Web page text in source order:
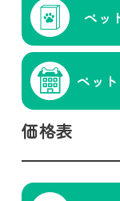
ペッ
ペッ
価格表